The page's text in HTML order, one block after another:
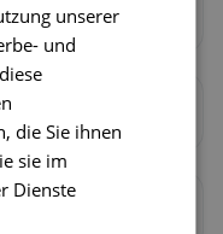
unserer
und
die Sie ihnen
sie im
Dienste